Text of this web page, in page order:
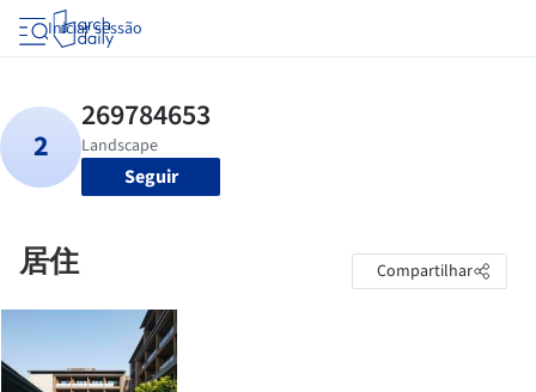
Iniciar sessão
Seguir
居住 Compartilhar